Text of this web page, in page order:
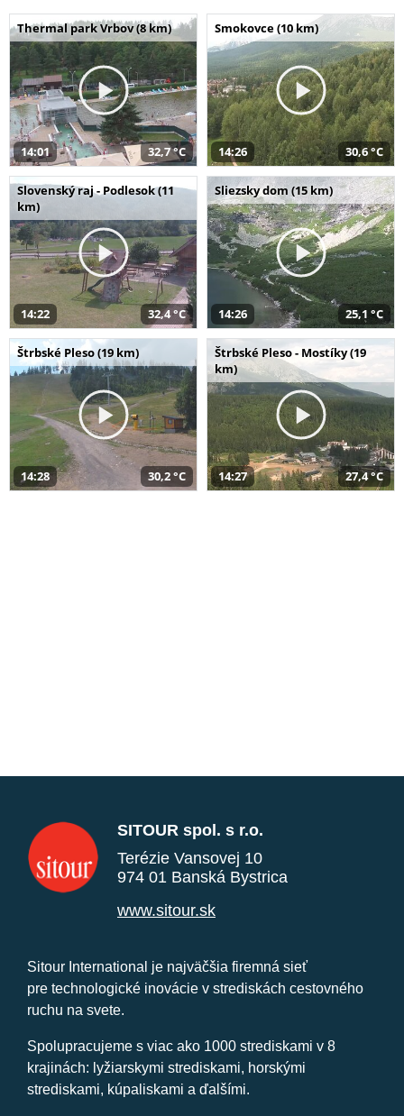
Thermal park Vrbov (8 km)
14:01 32,7 °C
Smokovce (10 km)
14:26 30,6 °C
Slovenský raj - Podlesok (11
km)
14:22 32,4 °C
Sliezsky dom (15 km)
14:26 25,1 °C
Štrbské Pleso (19 km)
14:28 30,2 °C
Štrbské Pleso - Mostíky (19
km)
14:27 27,4 °C
SITOUR spol. s r.o.
Terézie Vansovej 10
974 01 Banská Bystrica
www.sitour.sk
Sitour International je najväčšia firemná sieť
pre technologické inovácie v strediskách cestovného
ruchu na svete.
Spolupracujeme s viac ako 1000 strediskami v 8
krajinách: lyžiarskymi strediskami, horskými
strediskami, kúpaliskami a ďalšími.